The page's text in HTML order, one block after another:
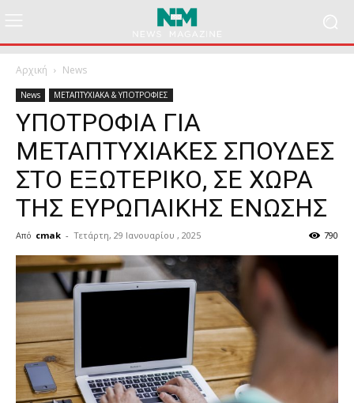
Αρχική News
News ΜΕΤΑΠΤΥΧΙΑΚΑ & ΥΠΟΤΡΟΦΙΕΣ
ΥΠΟΤΡΟΦΙΑ ΓΙΑ
ΜΕΤΑΠΤΥΧΙΑΚΕΣ ΣΠΟΥΔΕΣ
ΣΤΟ ΕΞΩΤΕΡΙΚΟ, ΣΕ ΧΩΡΑ
ΤΗΣ ΕΥΡΩΠΑΙΚΗΣ ΕΝΩΣΗΣ
Από cmak - Τετάρτη, 29 Ιανουαρίου , 2025 790